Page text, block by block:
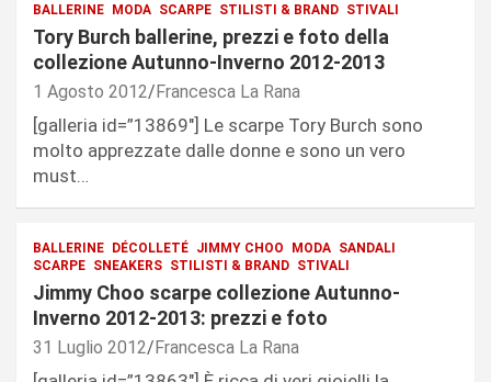
BALLERINE MODA SCARPE STILISTI & BRAND STIVALI
Tory Burch ballerine, prezzi e foto della
collezione Autunno-Inverno 2012-2013
1 Agosto 2012 Francesca La Rana
[galleria id=”13869″] Le scarpe Tory Burch sono
molto apprezzate dalle donne e sono un vero
must…
BALLERINE DÉCOLLETÉ JIMMY CHOO MODA SANDALI
SCARPE SNEAKERS STILISTI & BRAND STIVALI
Jimmy Choo scarpe collezione Autunno-
Inverno 2012-2013: prezzi e foto
31 Luglio 2012 Francesca La Rana